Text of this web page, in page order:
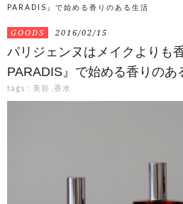
PARADIS』で始める香りのある生活
GOODS 2016/02/15
パリジェンヌはメイクよりも
PARADIS』で始める香りのあ
tags : 美容 香水